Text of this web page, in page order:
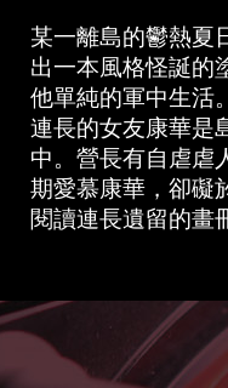
某一離島的鬱熱夏
出一本風格怪誕的
他單純的軍中生活
連長的女友康華是
中。營長有自虐虐
期愛慕康華，卻礙
閱讀連長遺留的